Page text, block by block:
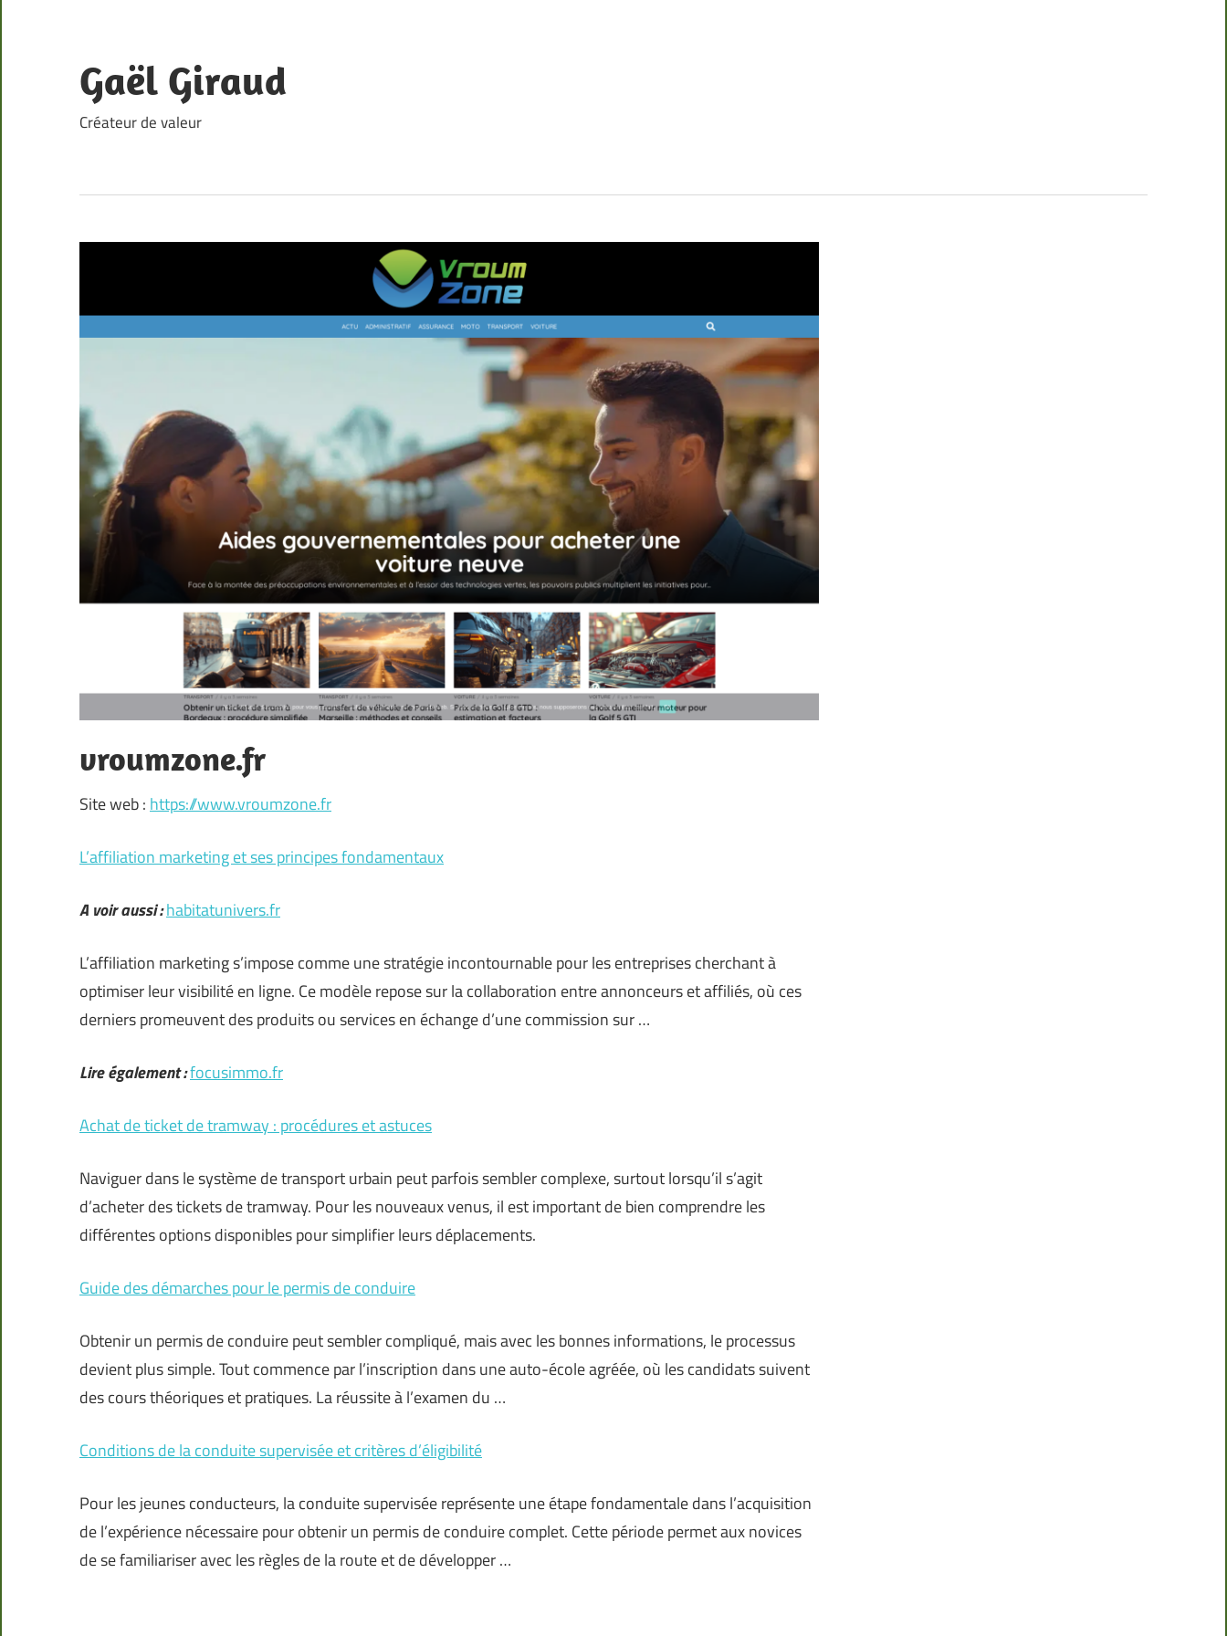
content
Gaël Giraud
Créateur de valeur
vroumzone.fr
Site web : https://www.vroumzone.fr
L’affiliation marketing et ses principes fondamentaux
A voir aussi :habitatunivers.fr
L’affiliation marketing s’impose comme une stratégie incontournable pour les entreprises cherchant à
optimiser leur visibilité en ligne. Ce modèle repose sur la collaboration entre annonceurs et affiliés, où ces
derniers promeuvent des produits ou services en échange d’une commission sur …
Lire également :focusimmo.fr
Achat de ticket de tramway : procédures et astuces
Naviguer dans le système de transport urbain peut parfois sembler complexe, surtout lorsqu’il s’agit
d’acheter des tickets de tramway. Pour les nouveaux venus, il est important de bien comprendre les
différentes options disponibles pour simplifier leurs déplacements.
Guide des démarches pour le permis de conduire
Obtenir un permis de conduire peut sembler compliqué, mais avec les bonnes informations, le processus
devient plus simple. Tout commence par l’inscription dans une auto-école agréée, où les candidats suivent
des cours théoriques et pratiques. La réussite à l’examen du …
Conditions de la conduite supervisée et critères d’éligibilité
Pour les jeunes conducteurs, la conduite supervisée représente une étape fondamentale dans l’acquisition
de l’expérience nécessaire pour obtenir un permis de conduire complet. Cette période permet aux novices
de se familiariser avec les règles de la route et de développer …